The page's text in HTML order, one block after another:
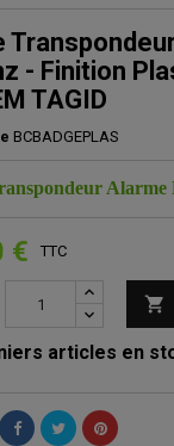
- Finition
TAGID
BCBADGEPLAS
€ TTC

articles en